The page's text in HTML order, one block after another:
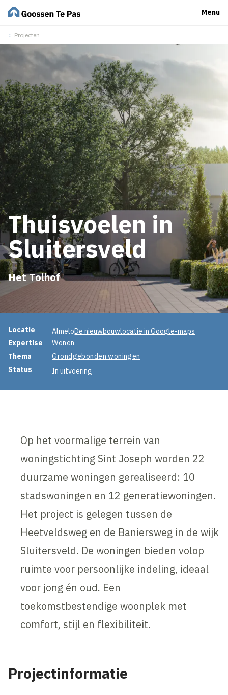
Menu
Projecten
Thuisvoelen in
Sluitersveld
Het Tolhof
Projectinformatie
Locatie AlmeloDe nieuwbouwlocatie in Google-maps
Expertise
Wonen
Thema
Grondgebonden woningen
Status
In uitvoering
Op het voormalige terrein van
woningstichting Sint Joseph worden 22
duurzame woningen gerealiseerd: 10
stadswoningen en 12 generatiewoningen.
Het project is gelegen tussen de
Heetveldsweg en de Baniersweg in de wijk
Sluitersveld. De woningen bieden volop
ruimte voor persoonlijke indeling, ideaal
voor jong én oud. Een
toekomstbestendige woonplek met
comfort, stijl en flexibiliteit.
Projectinformatie
Sluiten